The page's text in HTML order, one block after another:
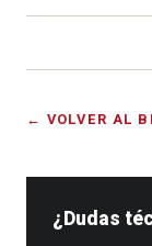
← VOLVER AL
¿Dudas